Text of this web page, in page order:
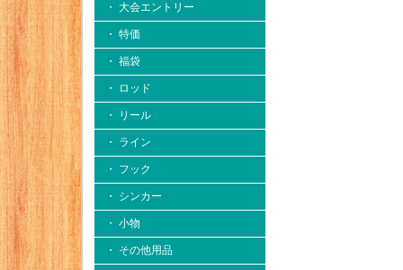
・ 大会エントリー
・ 特価
・ 福袋
・ ロッド
・ リール
・ ライン
・ フック
・ シンカー
・ 小物
・ その他用品